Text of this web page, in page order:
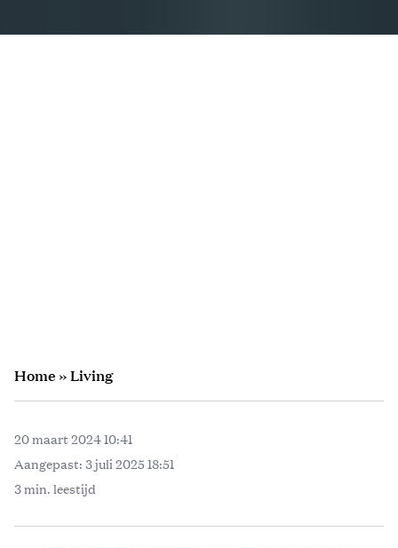
Home»Living
20 maart 2024 10:41
Aangepast: 3 juli 2025 18:51
3 min. leestijd